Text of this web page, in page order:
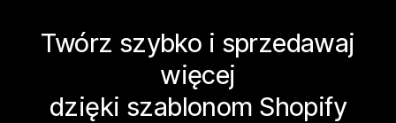
Twórz szybko i sprzedawaj
więcej
dzięki szablonom Shopify